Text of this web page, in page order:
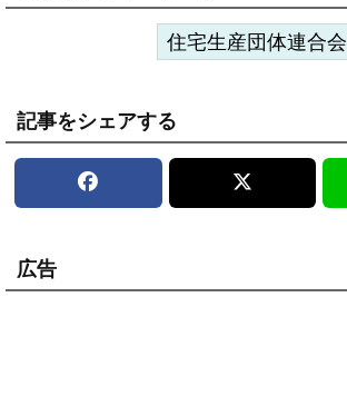
住宅生産団体連合会
記事をシェアする
広告